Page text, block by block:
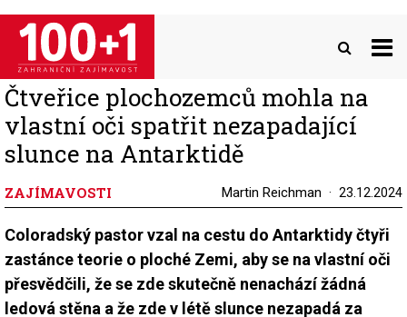
Přejít
hlavnímu
obsahu
Čtveřice plochozemců mohla na
vlastní oči spatřit nezapadající
slunce na Antarktidě
ZAJÍMAVOSTI Martin Reichman 23.12.2024
Coloradský pastor vzal na cestu do Antarktidy čtyři
zastánce teorie o ploché Zemi, aby se na vlastní oči
přesvědčili, že se zde skutečně nenachází žádná
ledová stěna a že zde v létě slunce nezapadá za